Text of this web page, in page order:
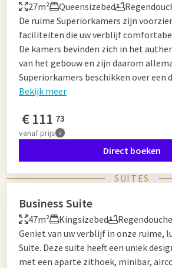
27m² Queensizebed
De ruime Superiorkamers zijn
faciliteiten die uw verblijf
De kamers bevinden zich in het
van het gebouw en zijn daarom
Superiorkamers beschikken over een
Bekijk meer
€111 73
vanafprijs
Direct boeken
SUITES
Business Suite
47m² Kingsizebed
Regendouche
Geniet van uw verblijf in onze ruime,
Suite. Deze suite heeft een uniek
met een aparte zithoek, minibar,